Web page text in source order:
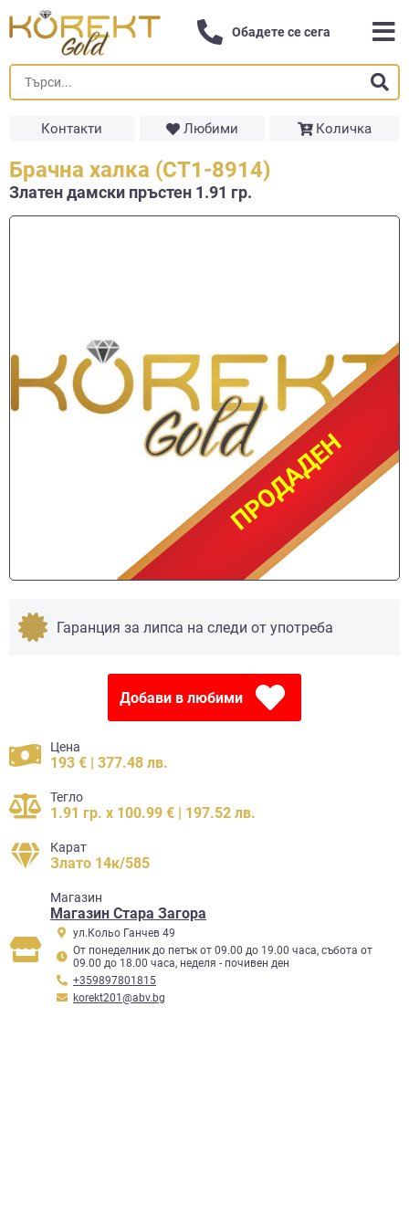
Обадете се сега
Контакти Любими Количка
Брачна халка (СТ1-8914)
Златен дамски пръстен 1.91 гр.
ПРОДАДЕН
ПРОДАДЕН
Гаранция за липса на следи от употреба
Добави в любими
Цена
193 € | 377.48 лв.
Тегло
1.91 гр. x 100.99 € | 197.52 лв.
Карат
Злато 14к/585
Mагазин
Магазин Стара Загора
ул.Кольо Ганчев 49
От понеделник до петък от 09.00 до 19.00 часа, събота от
09.00 до 18.00 часа, неделя - почивен ден
+359897801815
korekt201@abv.bg